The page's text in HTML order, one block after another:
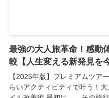
最強の大人旅革命！感動
較【人生変える新発見を
【2025年版】プレミアムツア
らいアクティビティで叶う！